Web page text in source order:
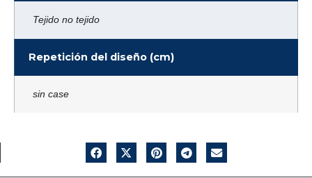
Tejido no tejido
Repetición del diseño (cm)
sin case